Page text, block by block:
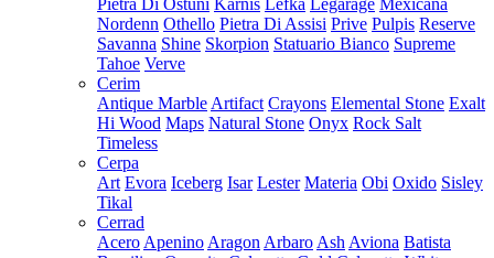
Pietra Di Ostuni Karnis Lefka Legarage Mexicana
Nordenn Othello Pietra Di Assisi Prive Pulpis Reserve
Savanna Shine Skorpion Statuario Bianco Supreme
Tahoe Verve
Cerim
Antique Marble Artifact Crayons Elemental Stone Exalt
Hi Wood Maps Natural Stone Onyx Rock Salt
Timeless
Cerpa
Art Evora Iceberg Isar Lester Materia Obi Oxido Sisley
Tikal
Cerrad
Acero Apenino Aragon Arbaro Ash Aviona Batista